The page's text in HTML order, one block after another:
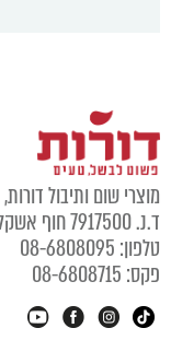
מוצרי שום ותיבול
ד.נ. 7917500 חוף אשקלון
טלפון: 08-6808095
פקס: 08-6808715